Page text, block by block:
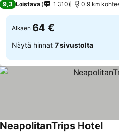
9,3 Loistava 1 310 0.9 km
Alkaen 64 €
Näytä hinnat 7 sivustolta
NeapolitanTrips Hotel